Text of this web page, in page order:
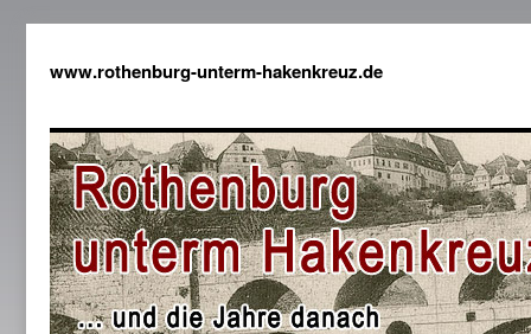
www.rothenburg-unterm-hakenkreuz.de